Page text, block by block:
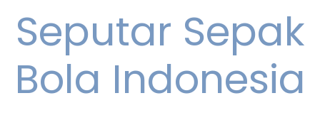
Seputar Sepak
Bola Indonesia